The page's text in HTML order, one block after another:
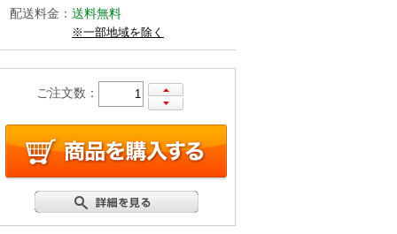
配送料金 ： 送料無料
※一部地域を除く
ご注文数：